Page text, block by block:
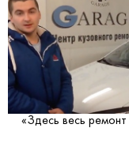
«Здесь весь